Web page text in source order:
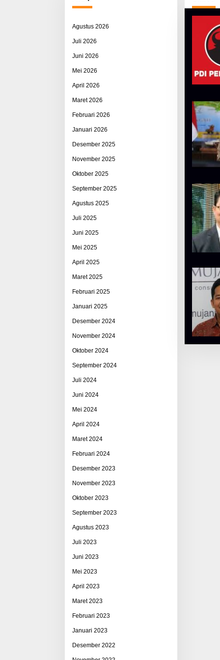
Agustus 2026
Juli 2026
Juni 2026
Mei 2026
April 2026
Maret 2026
Februari 2026
Januari 2026
Desember 2025
November 2025
Oktober 2025
September 2025
Agustus 2025
Juli 2025
Juni 2025
Mei 2025
April 2025
Maret 2025
Februari 2025
Januari 2025
Desember 2024
November 2024
Oktober 2024
September 2024
Juli 2024
Juni 2024
Mei 2024
April 2024
Maret 2024
Februari 2024
Desember 2023
November 2023
Oktober 2023
September 2023
Agustus 2023
Juli 2023
Juni 2023
Mei 2023
April 2023
Maret 2023
Februari 2023
Januari 2023
Desember 2022